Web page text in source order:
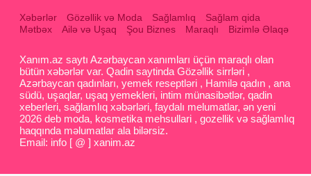
Xəbərlər Gözəllik və Moda Sağlamlıq
Sağlam qida
Mətbəx
Ailə və Uşaq Şou Biznes Maraqlı Bizimlə Əlaqə
Xanım.az saytı Azərbaycan xanımları üçün maraqlı olan
bütün xəbərlər var. Qadin saytinda Gözəllik sirrləri ,
Azərbaycan qadınları, yemek reseptləri , Hamilə qadın , ana
südü, uşaqlar, uşaq yemekleri, intim münasibətlər, qadin
xeberleri, sağlamlıq xəbərləri, faydalı melumatlar, ən yeni
2026 deb moda, kosmetika mehsullari , gozellik və sağlamlıq
haqqında məlumatlar ala bilərsiz.
Email: info [ @ ] xanim.az